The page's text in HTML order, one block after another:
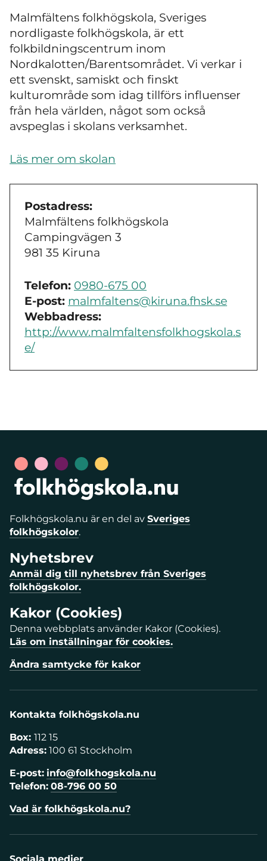
Malmfältens folkhögskola, Sveriges
nordligaste folkhögskola, är ett
folkbildningscentrum inom
Nordkalotten/Barentsområdet. Vi verkar i
ett svenskt, samiskt och finskt
kulturområde som idag tillförs influenser
från hela världen, något som också
avspeglas i skolans verksamhet.
Läs mer om skolan
Postadress:
Malmfältens folkhögskola
Campingvägen 3
981 35 Kiruna
Telefon: 0980-675 00
E-post: malmfaltens@kiruna.fhsk.se
Webbadress:
http://www.malmfaltensfolkhogskola.s
e/
Folkhögskola.nu är en del av Sveriges
folkhögskolor.
Nyhetsbrev
Anmäl dig till nyhetsbrev från Sveriges
folkhögskolor.
Kakor (Cookies)
Denna webbplats använder Kakor (Cookies).
Läs om inställningar för cookies.
Ändra samtycke för kakor
Kontakta folkhögskola.nu
Box: 112 15
Adress: 100 61 Stockholm
E-post: info@folkhogskola.nu
Telefon: 08-796 00 50
Vad är folkhögskola.nu?
Sociala medier